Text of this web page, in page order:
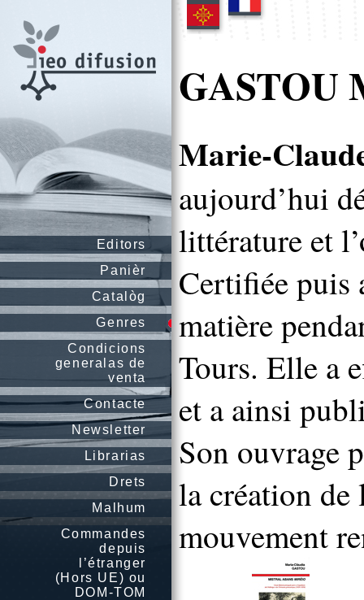
Editors
Panièr
Catalòg
Genres
Condicions
generalas de
venta
Contacte
Newsletter
Librarias
Drets
Malhum
Commandes
depuis
l’étranger
(Hors UE) ou
DOM-TOM
GASTOU
Marie-
aujourd’hui
littérature et
Certifiée puis
matière
Tours. Elle a
et a ainsi
Son ouvrage
la création de
mouvement